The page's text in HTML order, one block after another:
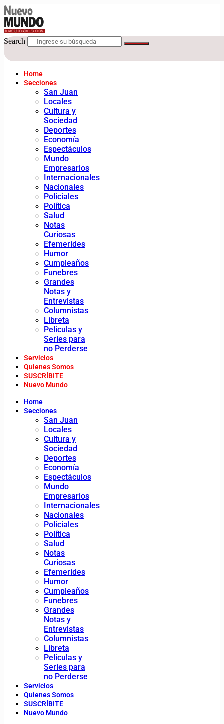
Search
Home
Secciones
San Juan
Locales
Cultura y
Sociedad
Deportes
Economía
Espectáculos
Mundo
Empresarios
Internacionales
Nacionales
Policiales
Política
Salud
Notas
Curiosas
Efemerides
Humor
Cumpleaños
Funebres
Grandes
Notas y
Entrevistas
Columnistas
Libreta
Peliculas y
Series para
no Perderse
Servicios
Quienes Somos
SUSCRÍBITE
Nuevo Mundo
Home
Secciones
San Juan
Locales
Cultura y
Sociedad
Deportes
Economía
Espectáculos
Mundo
Empresarios
Internacionales
Nacionales
Policiales
Política
Salud
Notas
Curiosas
Efemerides
Humor
Cumpleaños
Funebres
Grandes
Notas y
Entrevistas
Columnistas
Libreta
Peliculas y
Series para
no Perderse
Servicios
Quienes Somos
SUSCRÍBITE
Nuevo Mundo